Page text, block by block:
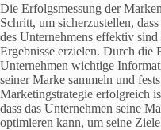
Die Erfolgsmessung der
Schritt, um sicherzustellen,
des Unternehmens effektiv
Ergebnisse erzielen. Durch die
Unternehmen wichtige
seiner Marke sammeln und
Marketingstrategie erfolgreich
dass das Unternehmen seine
optimieren kann, um seine